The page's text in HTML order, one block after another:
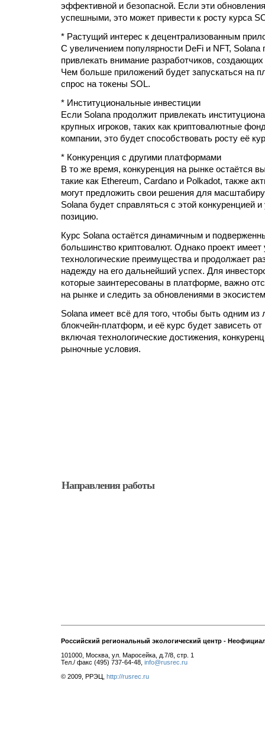
эффективной и безопасной. Если эти
успешными, это может привести к росту курса
* Растущий интерес к децентрализованным
С увеличением популярности DeFi и NFT, Solana
привлекать внимание разработчиков,
Чем больше приложений будет запускаться на
спрос на токены SOL.
* Институциональные инвестиции
Если Solana продолжит привлекать
крупных игроков, таких как криптовалютные
компании, это будет способствовать росту её
* Конкуренция с другими платформами
В то же время, конкуренция на рынке остаётся
такие как Ethereum, Cardano и Polkadot, также
могут предложить свои решения для
Solana будет справляться с этой конкуренцией
позицию.
Курс Solana остаётся динамичным и
большинство криптовалют. Однако проект имеет
технологические преимущества и продолжает
надежду на его дальнейший успех. Для
которые заинтересованы в платформе, важно
на рынке и следить за обновлениями в
Solana имеет всё для того, чтобы быть одним из
блокчейн-платформ, и её курс будет зависеть
включая технологические достижения,
рыночные условия.
Направления работы
Российский региональный экологический центр -
101000, Москва, ул. Маросейка, д.7/8, стр. 1
Тел./ факс (495) 737-64-48, info@rusrec.ru
© 2009, РРЭЦ, http://rusrec.ru